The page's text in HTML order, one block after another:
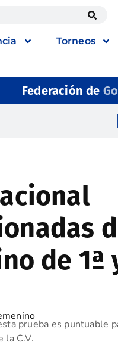
Torneos
Federación de
de 1ª
prueba es puntuable
la C.V.